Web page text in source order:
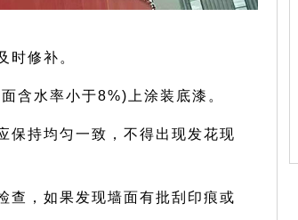
时修补。
含水率小于8%)上涂装底漆。
保持均匀一致，不得出现发花现
查，如果发现墙面有批刮印痕或